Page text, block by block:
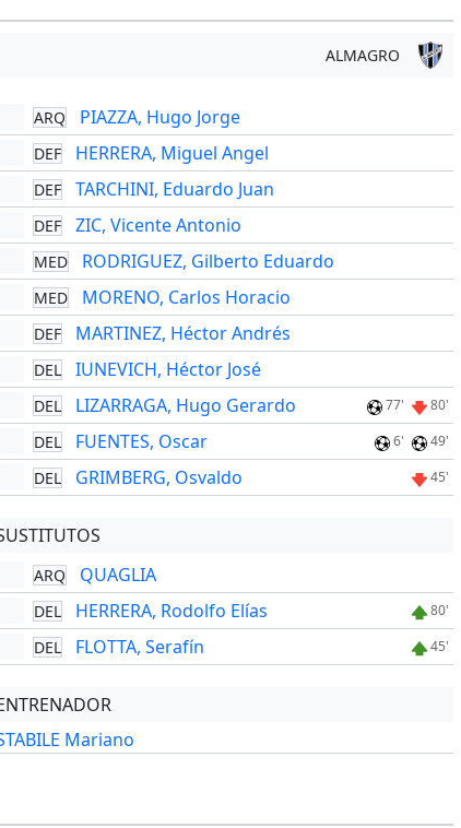
ALMAGRO
ARQ PIAZZA, Hugo Jorge
DEF HERRERA, Miguel Angel
DEF TARCHINI, Eduardo Juan
DEF ZIC, Vicente Antonio
MED RODRIGUEZ, Gilberto Eduardo
MED MORENO, Carlos Horacio
DEF MARTINEZ, Héctor Andrés
DEL IUNEVICH, Héctor José
DEL LIZARRAGA, Hugo Gerardo 77' 80'
DEL FUENTES, Oscar 6' 49'
DEL GRIMBERG, Osvaldo 45'
ARQ QUAGLIA
DEL HERRERA, Rodolfo Elías 80'
DEL FLOTTA, Serafín 45'
Mariano